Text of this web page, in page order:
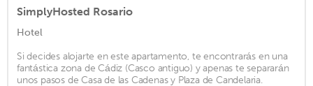
SimplyHosted Rosario
Hotel
Si decides alojarte en este apartamento, te encontrarás en una
fantástica zona de Cádiz (Casco antiguo) y apenas te separarán
unos pasos de Casa de las Cadenas y Plaza de Candelaria.